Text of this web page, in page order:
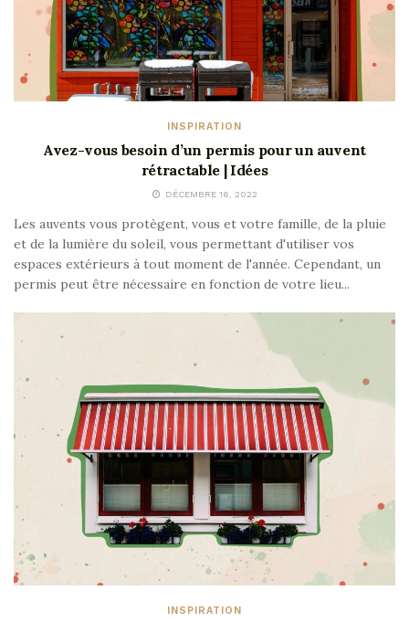
INSPIRATION
Avez-vous besoin d’un permis pour un auvent
rétractable | Idées
DÉCEMBRE 16, 2022
Les auvents vous protègent, vous et votre famille, de la pluie
et de la lumière du soleil, vous permettant d'utiliser vos
espaces extérieurs à tout moment de l'année. Cependant, un
permis peut être nécessaire en fonction de votre lieu...
INSPIRATION